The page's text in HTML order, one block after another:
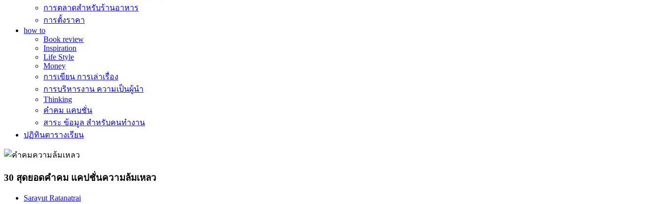
การตลาดสำหรับร้านอาหาร
การตั้งราคา
how to
Book review
Inspiration
Life Style
Money
การเขียน การเล่าเรื่อง
การบริหารงาน ความเป็นผู้นำ
Thinking
คำคม แคบชั่น
สาระ ข้อมูล สำหรับคนทำงาน
ปฏิทินตารางเรียน
30 สุดยอดคำคม แคปชั่นความล้มเหลว
Sarayut Ratanatrai